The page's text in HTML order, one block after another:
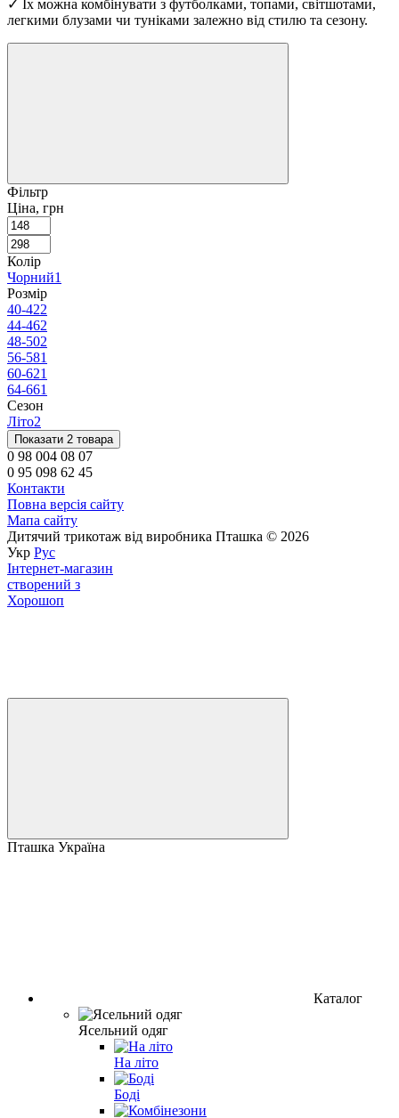
✓ Їх можна комбінувати з футболками, топами, світшотами,
легкими блузами чи туніками залежно від стилю та сезону.
Фільтр
Ціна, грн
Колір
Чорний1
Розмір
40-422
44-462
48-502
56-581
60-621
64-661
Сезон
Літо2
Показати 2 товара
0 98 004 08 07
0 95 098 62 45
Контакти
Повна версія сайту
Мапа сайту
Дитячий трикотаж від виробника Пташка © 2026
Укр Рус
Інтернет-магазин
створений з
Хорошоп
Пташка Україна
Каталог
Ясельний одяг
На літо
Боді